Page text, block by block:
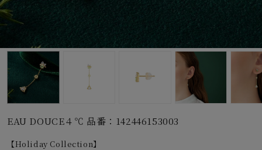
カラー
誕生石
モチーフ
石の色
EAU DOUCE４℃ 品番：142446153003
【Holiday Collection】